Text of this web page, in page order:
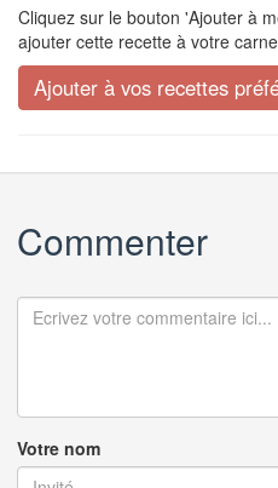
Cliquez sur le bouton 'Ajouter à
ajouter cette recette à votre
Commenter
Votre nom